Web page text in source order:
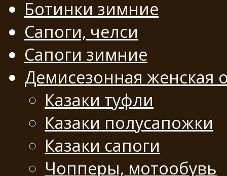
Ботинки зимние
Сапоги, челси
Сапоги зимние
Демисезонная женская
Казаки туфли
Казаки полусапожки
Казаки сапоги
Чопперы, мотообувь